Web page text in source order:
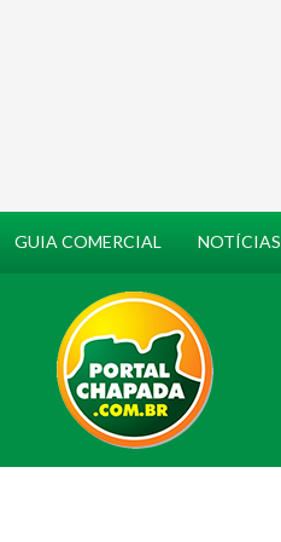
GUIA COMERCIAL NOTÍCIAS